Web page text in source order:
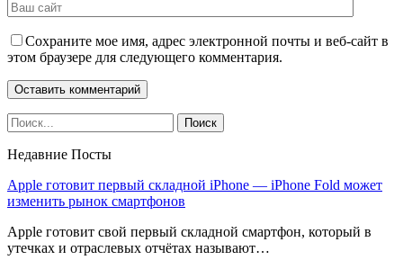
Сохраните мое имя, адрес электронной почты и веб-сайт в
этом браузере для следующего комментария.
Недавние Посты
Apple готовит первый складной iPhone — iPhone Fold может
изменить рынок смартфонов
Apple готовит свой первый складной смартфон, который в
утечках и отраслевых отчётах называют…